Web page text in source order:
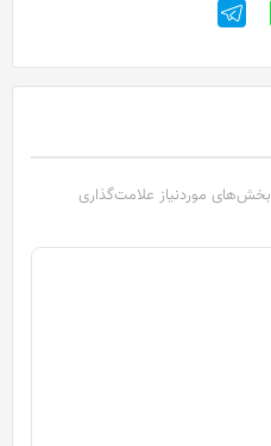
بخش‌های موردنیاز علامت‌گذاری